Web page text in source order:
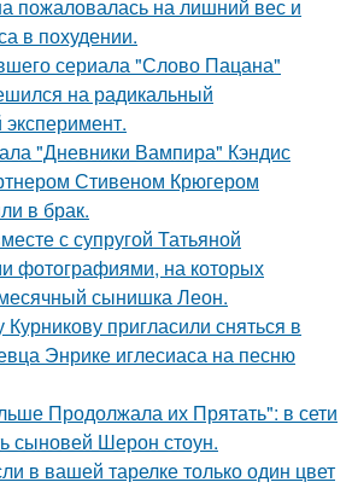
пожаловалась на лишний вес и
в похудении.
сериала "Слово Пацана"
на радикальный
"Дневники Вампира" Кэндис
Стивеном Крюгером
в брак.
с супругой Татьяной
фотографиями, на которых
сынишка Леон.
пригласили сняться в
Энрике иглесиаса на песню
Продолжала их Прятать": в сети
сыновей Шерон стоун.
в вашей тарелке только один цвет